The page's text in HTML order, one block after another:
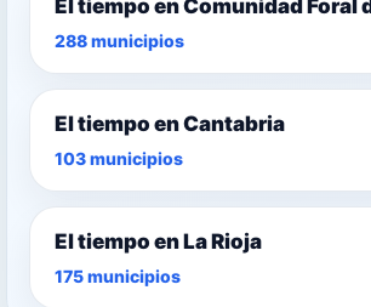
El tiempo en Comunidad Foral
288 municipios
El tiempo en Cantabria
103 municipios
El tiempo en La Rioja
175 municipios